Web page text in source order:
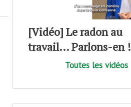
[Vidéo] Le radon au
travail… Parlons-en !
Toutes les vidéos